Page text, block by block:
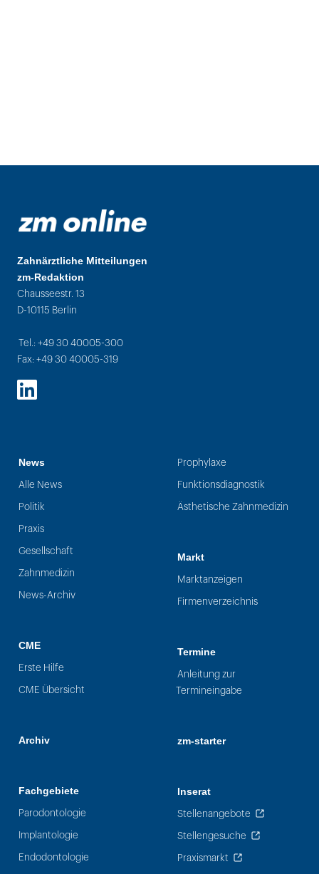
Zahnärztliche Mitteilungen
zm-Redaktion
Chausseestr. 13
D-10115 Berlin
Tel.: +49 30 40005-300
Fax: +49 30 40005-319
LinkedIn
News
Alle News
Politik
Praxis
Gesellschaft
Zahnmedizin
News-Archiv
CME
Erste Hilfe
CME Übersicht
Archiv
Fachgebiete
Parodontologie
Implantologie
Endodontologie
Prophylaxe
Funktionsdiagnostik
Ästhetische Zahnmedizin
Markt
Marktanzeigen
Firmenverzeichnis
Termine
Anleitung zur
Termineingabe
zm-starter
Inserat
Stellenangebote
Stellengesuche
Praxismarkt